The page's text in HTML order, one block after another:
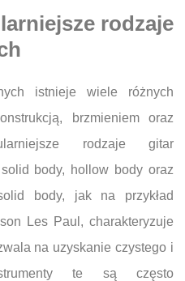
rodzaje
istnieje wiele różnych
brzmieniem oraz
rodzaje gitar
body, hollow body oraz
body, jak na przykład
Les Paul, charakteryzuje
na uzyskanie czystego i
te są często